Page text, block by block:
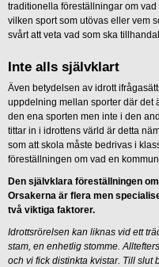
traditionella föreställningar om
vilken sport som utövas eller vem
svårt att veta vad som ska
Inte alls självklart
Även betydelsen av idrott
uppdelning mellan sporter där det
den ena sporten men inte i den
tittar in i idrottens värld är detta
som att skola måste bedrivas i
föreställningen om vad en
Den självklara föreställningen
Orsakerna är flera men
två viktiga faktorer.
Idrottsrörelsen kan liknas vid ett
stam, en enhetlig stomme.
och vi fick distinkta kvistar. Till slut